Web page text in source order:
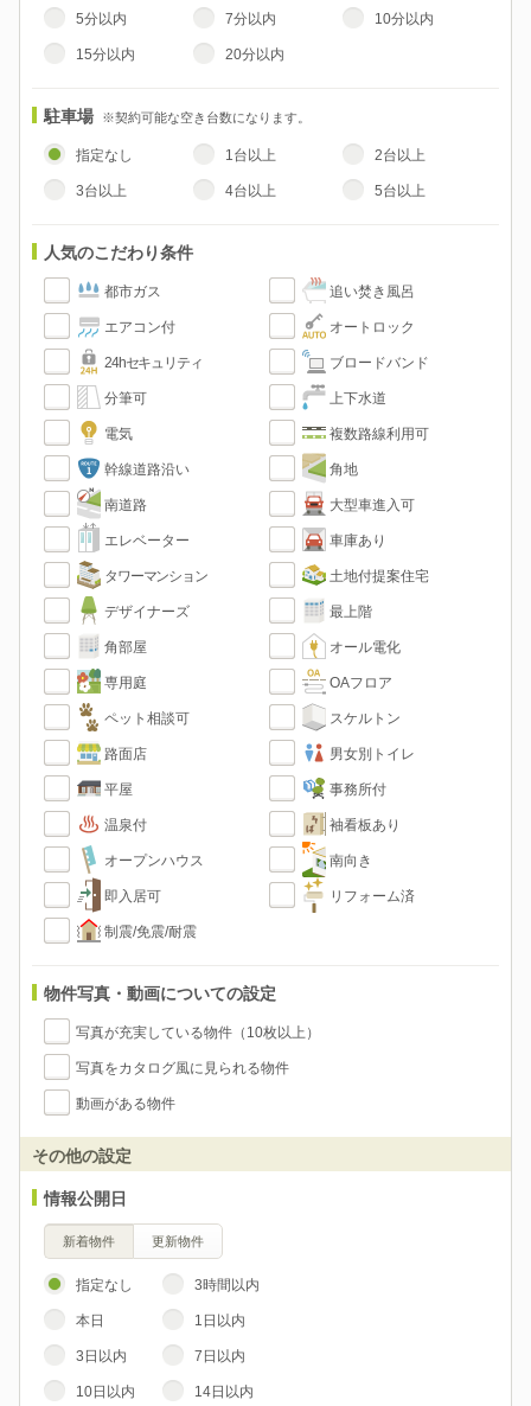
5分以内 7分以内 10分以内
15分以内 20分以内
駐車場 ※契約可能な空き台数になります。
指定なし 1台以上 2台以上
3台以上 4台以上 5台以上
人気のこだわり条件
都市ガス 追い焚き風呂
エアコン付 オートロック
24hセキュリティ ブロードバンド
分筆可 上下水道
電気 複数路線利用可
幹線道路沿い 角地
南道路 大型車進入可
エレベーター 車庫あり
タワーマンション 土地付提案住宅
デザイナーズ 最上階
角部屋 オール電化
専用庭 OAフロア
ペット相談可 スケルトン
路面店 男女別トイレ
平屋 事務所付
温泉付 袖看板あり
オープンハウス 南向き
即入居可 リフォーム済
制震/免震/耐震
物件写真・動画についての設定
写真が充実している物件（10枚以上）
写真をカタログ風に見られる物件
動画がある物件
その他の設定
情報公開日
新着物件 更新物件
指定なし 3時間以内
本日 1日以内
3日以内 7日以内
10日以内 14日以内